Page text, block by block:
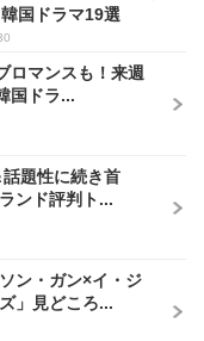
国ドラマ19選
ロマンスも！来週
国ドラ...
題性に続き首
ンド評判ト...
ン・ガン×イ・ジ
」見どころ...